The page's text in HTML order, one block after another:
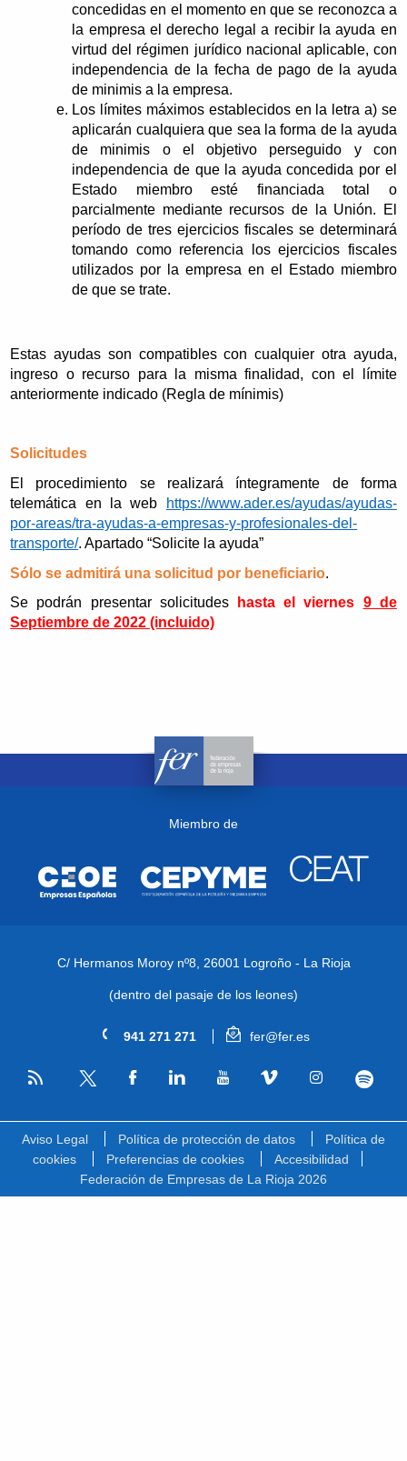
concedidas en el momento en que se reconozca a
la empresa el derecho legal a recibir la ayuda en
virtud del régimen jurídico nacional aplicable, con
independencia de la fecha de pago de la ayuda
de minimis a la empresa.
Los límites máximos establecidos en la letra a) se
aplicarán cualquiera que sea la forma de la ayuda
de minimis o el objetivo perseguido y con
independencia de que la ayuda concedida por el
Estado miembro esté financiada total o
parcialmente mediante recursos de la Unión. El
período de tres ejercicios fiscales se determinará
tomando como referencia los ejercicios fiscales
utilizados por la empresa en el Estado miembro
de que se trate.
Estas ayudas son compatibles con cualquier otra ayuda,
ingreso o recurso para la misma finalidad, con el límite
anteriormente indicado (Regla de mínimis)
Solicitudes
El procedimiento se realizará íntegramente de forma
telemática en la web
https://www.ader.es/ayudas/ayudas-
por-areas/tra-ayudas-a-empresas-y-profesionales-del-
transporte/. Apartado “Solicite la ayuda”
Sólo se admitirá una solicitud por beneficiario.
Se podrán presentar solicitudes
hasta el viernes 9 de
Septiembre de 2022 (incluido)
Miembro de
C/ Hermanos Moroy nº8, 26001 Logroño - La Rioja
(dentro del pasaje de los leones)
941 271 271 fer@fer.es
RSS
Aviso Legal Política de protección de datos
Política de
cookies
Preferencias de cookies
Accesibilidad
Federación de Empresas de La Rioja 2026